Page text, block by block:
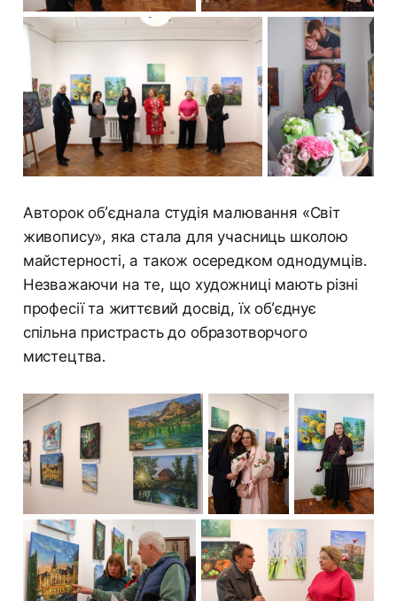
Авторок об’єднала cтудія малювання «Світ
живопису», яка стала для учасниць школою
майстерності, а також осередком однодумців.
Незважаючи на те, що художниці мають різні
професії та життєвий досвід, їх об’єднує
спільна пристрасть до образотворчого
мистецтва.